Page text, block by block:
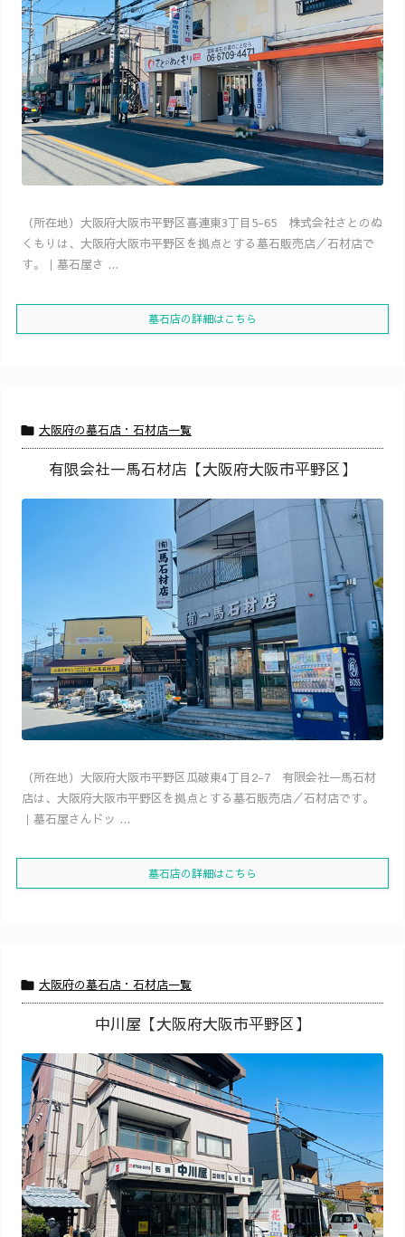
（所在地）大阪府大阪市平野区喜連東3丁目5-65 株式会社さとのぬ
くもりは、大阪府大阪市平野区を拠点とする墓石販売店／石材店で
す。｜墓石屋さ ...
墓石店の詳細はこちら
 大阪府の墓石店・石材店一覧
有限会社一馬石材店【大阪府大阪市平野区】
（所在地）大阪府大阪市平野区瓜破東4丁目2-7 有限会社一馬石材
店は、大阪府大阪市平野区を拠点とする墓石販売店／石材店です。
｜墓石屋さんドッ ...
墓石店の詳細はこちら
 大阪府の墓石店・石材店一覧
中川屋【大阪府大阪市平野区】